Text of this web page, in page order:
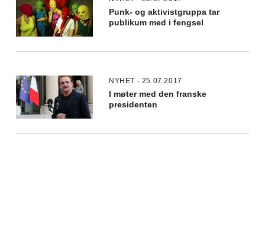
Punk- og aktivistgruppa tar
publikum med i fengsel
NYHET - 25.07.2017
I møter med den franske
presidenten